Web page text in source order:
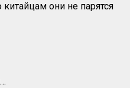
они не парятся